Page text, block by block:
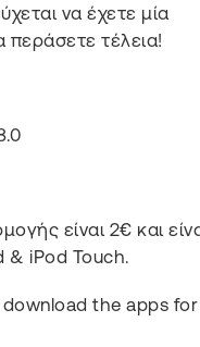
να έχετε μία
τέλεια!
είναι 2€ και
& iPod Touch.
the apps for